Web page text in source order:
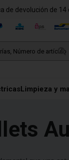
de devolución de 14
Limpieza y